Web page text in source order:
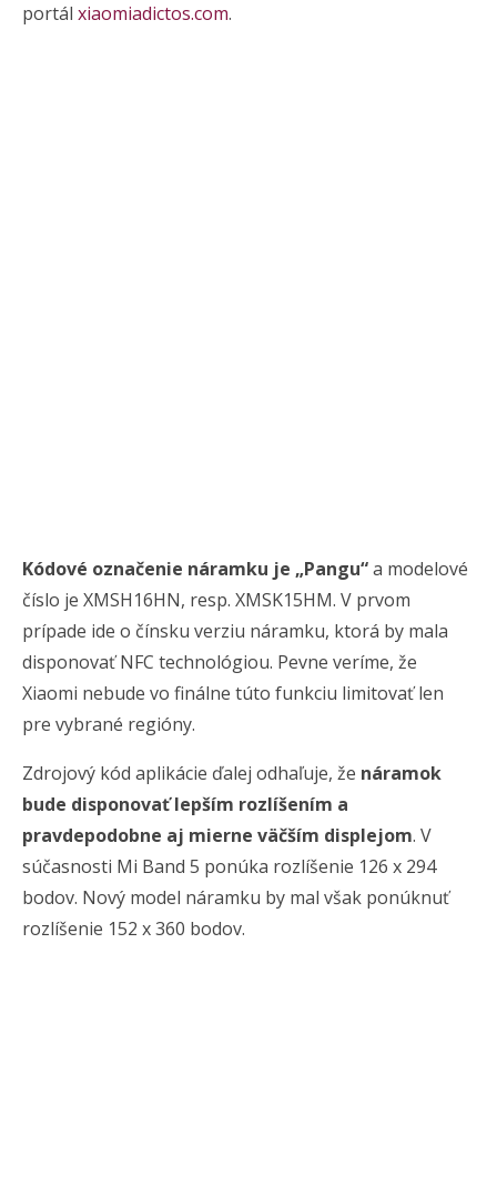
portál xiaomiadictos.com.
Kódové označenie náramku je „Pangu“a modelové
číslo je XMSH16HN, resp. XMSK15HM. V prvom
prípade ide o čínsku verziu náramku, ktorá by mala
disponovať NFC technológiou. Pevne veríme, že
Xiaomi nebude vo finálne túto funkciu limitovať len
pre vybrané regióny.
Zdrojový kód aplikácie ďalej odhaľuje, že náramok
bude disponovať lepším rozlíšením a
pravdepodobne aj mierne väčším displejom. V
súčasnosti Mi Band 5 ponúka rozlíšenie 126 x 294
bodov. Nový model náramku by mal však ponúknuť
rozlíšenie 152 x 360 bodov.